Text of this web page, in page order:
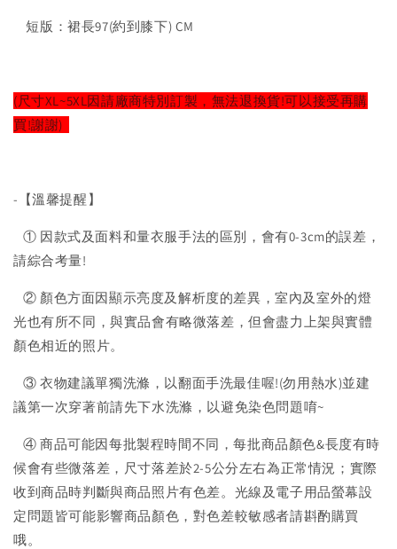
短版：裙長97(約到膝下) CM
(尺寸XL~5XL因請廠商特別訂製，無法退換貨!可以接受再購
買!謝謝)
-【溫馨提醒】
① 因款式及面料和量衣服手法的區別，會有0-3cm的誤差，
請綜合考量!
② 顏色方面因顯示亮度及解析度的差異，室內及室外的燈
光也有所不同，與實品會有略微落差，但會盡力上架與實體
顏色相近的照片。
③ 衣物建議單獨洗滌，以翻面手洗最佳喔!(勿用熱水)並建
議第一次穿著前請先下水洗滌，以避免染色問題唷~
④ 商品可能因每批製程時間不同，每批商品顏色&長度有時
候會有些微落差，尺寸落差於2-5公分左右為正常情況；實際
收到商品時判斷與商品照片有色差。光線及電子用品螢幕設
定問題皆可能影響商品顏色，對色差較敏感者請斟酌購買
哦。